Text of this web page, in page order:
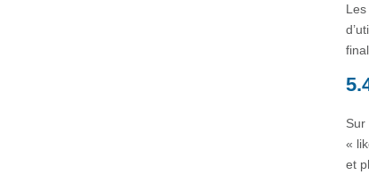
Sur
«
et